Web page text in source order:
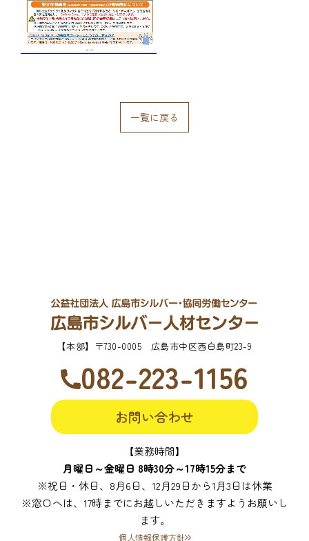
一覧に戻る
【本部】 〒730-0005 広島市中区西白島町23-9
082-223-1156
お問い合わせ
【業務時間】
月曜日～金曜日 8時30分～17時15分まで
※祝日・休日、8月6日、12月29日から1月3日は休業
※窓口へは、17時までにお越しいただきますようお願いし
ます。
個人情報保護方針